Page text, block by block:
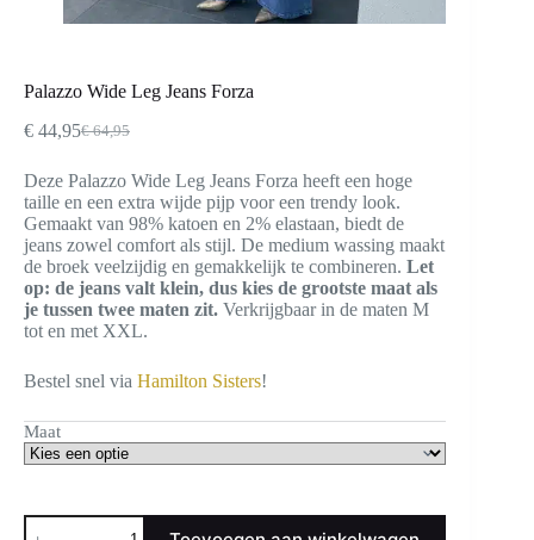
Palazzo Wide Leg Jeans Forza
€64,95
Oorspronkelijke
was:
€ 64,95.
€ 44,95Huidige
is:
€ 44,95.
Deze Palazzo Wide Leg Jeans Forza heeft een hoge
taille en een extra wijde pijp voor een trendy look.
Gemaakt van 98% katoen en 2% elastaan, biedt de
jeans zowel comfort als stijl. De medium wassing maakt
de broek veelzijdig en gemakkelijk te combineren. Let
op: de jeans valt klein, dus kies de grootste maat als
je tussen twee maten zit. Verkrijgbaar in de maten M
tot en met XXL.
Bestel snel via Hamilton Sisters!
Maat
Palazzo